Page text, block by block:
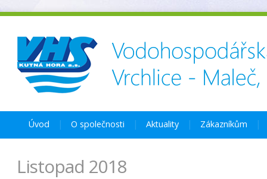
Úvod O společnosti Aktuality Zákazníkům
Listopad 2018